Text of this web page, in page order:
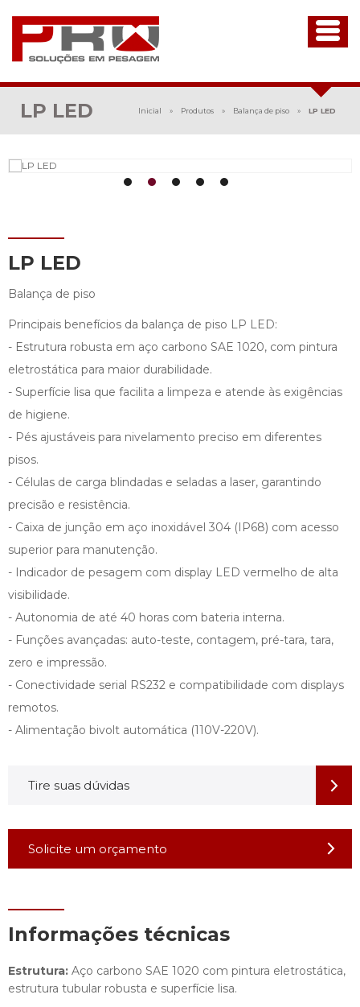
LP LED Inicial » Produtos » Balança de piso » LP LED
LP LED
Balança de piso
Principais benefícios da balança de piso LP LED:
- Estrutura robusta em aço carbono SAE 1020, com pintura
eletrostática para maior durabilidade.
- Superfície lisa que facilita a limpeza e atende às exigências
de higiene.
- Pés ajustáveis para nivelamento preciso em diferentes
pisos.
- Células de carga blindadas e seladas a laser, garantindo
precisão e resistência.
- Caixa de junção em aço inoxidável 304 (IP68) com acesso
superior para manutenção.
- Indicador de pesagem com display LED vermelho de alta
visibilidade.
- Autonomia de até 40 horas com bateria interna.
- Funções avançadas: auto-teste, contagem, pré-tara, tara,
zero e impressão.
- Conectividade serial RS232 e compatibilidade com displays
remotos.
- Alimentação bivolt automática (110V-220V).
Tire suas dúvidas
Solicite um orçamento
Informações técnicas
Estrutura: Aço carbono SAE 1020 com pintura eletrostática,
estrutura tubular robusta e superfície lisa.